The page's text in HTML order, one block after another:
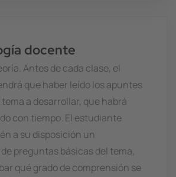
docente
Antes de cada clase, el
que haber leído los apuntes
a desarrollar, que habrá
con tiempo. El estudiante
a su disposición un
preguntas básicas del tema,
qué grado de comprensión se